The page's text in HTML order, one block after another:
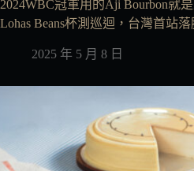
2024WBC冠軍用的Aji Bourbon就
Lohas Beans杯測巡迴，台灣首站
2025 年 5 月 8 日